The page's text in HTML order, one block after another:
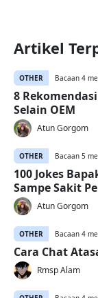
Artikel
OTHER Bacaan 4
8
Selain OEM
Atun Gorgom
OTHER Bacaan 5
100 Jokes
Sampe Sakit
Atun Gorgom
OTHER Bacaan 4
Cara Chat
Rmsp Alam